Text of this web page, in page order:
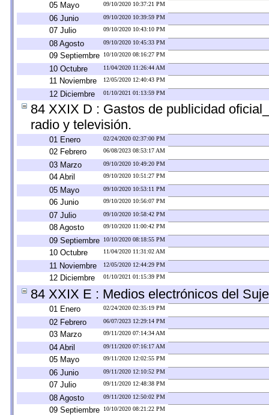
05 Mayo 09/10/2020 10:37:21 PM
06 Junio 09/10/2020 10:39:59 PM
07 Julio 09/10/2020 10:43:10 PM
08 Agosto 09/10/2020 10:45:33 PM
09 Septiembre 10/10/2020 08:16:27 PM
10 Octubre 11/04/2020 11:26:44 AM
11 Noviembre 12/05/2020 12:40:43 PM
12 Diciembre 01/10/2021 01:13:59 PM
84 XXIX D : Gastos de publicidad
radio y televisión.
01 Enero 02/24/2020 02:37:00 PM
02 Febrero 06/08/2023 08:53:17 AM
03 Marzo 09/10/2020 10:49:20 PM
04 Abril 09/10/2020 10:51:27 PM
05 Mayo 09/10/2020 10:53:11 PM
06 Junio 09/10/2020 10:56:07 PM
07 Julio 09/10/2020 10:58:42 PM
08 Agosto 09/10/2020 11:00:42 PM
09 Septiembre 10/10/2020 08:18:55 PM
10 Octubre 11/04/2020 11:31:02 AM
11 Noviembre 12/05/2020 12:44:29 PM
12 Diciembre 01/10/2021 01:15:39 PM
84 XXIX E : Medios electrónicos del
01 Enero 02/24/2020 02:35:19 PM
02 Febrero 06/07/2023 12:29:14 PM
03 Marzo 09/11/2020 07:14:34 AM
04 Abril 09/11/2020 07:16:17 AM
05 Mayo 09/11/2020 12:02:55 PM
06 Junio 09/11/2020 12:10:52 PM
07 Julio 09/11/2020 12:48:38 PM
08 Agosto 09/11/2020 12:50:02 PM
09 Septiembre 10/10/2020 08:21:22 PM